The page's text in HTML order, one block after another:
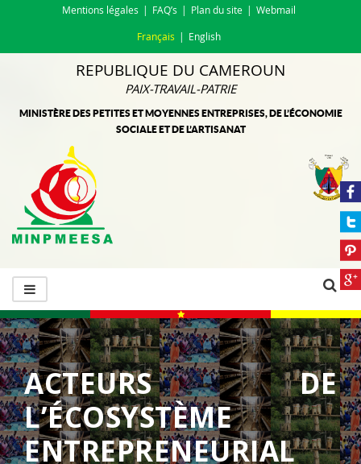
Mentions légales FAQ’s Plan du site Webmail
Français English
REPUBLIQUE DU CAMEROUN
PAIX-TRAVAIL-PATRIE
MINISTÈRE DES PETITES ET MOYENNES ENTREPRISES, DE L’ÉCONOMIE
SOCIALE ET DE L’ARTISANAT
ACTEURS DE
L’ÉCOSYSTÈME
ENTREPRENEURIAL